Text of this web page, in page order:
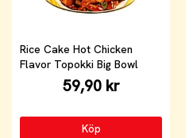
Rice Cake Hot Chicken
Flavor Topokki Big Bowl
59,90 kr
Köp